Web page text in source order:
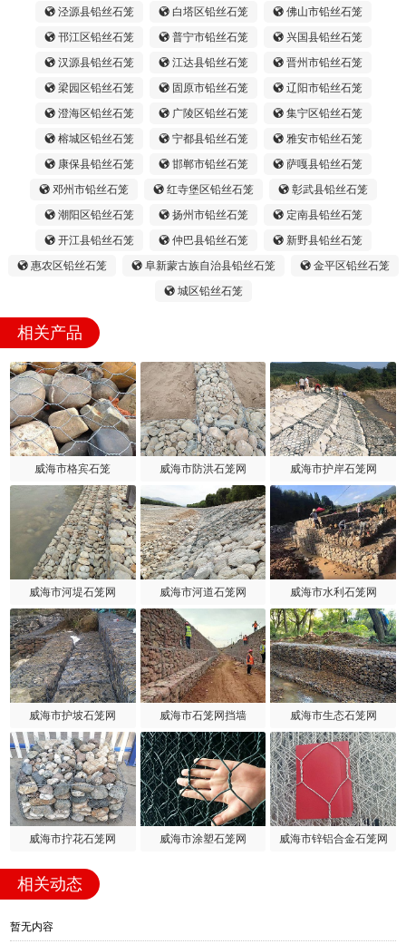
泾源县铅丝石笼
白塔区铅丝石笼
佛山市铅丝石笼
邗江区铅丝石笼
普宁市铅丝石笼
兴国县铅丝石笼
汉源县铅丝石笼
江达县铅丝石笼
晋州市铅丝石笼
梁园区铅丝石笼
固原市铅丝石笼
辽阳市铅丝石笼
澄海区铅丝石笼
广陵区铅丝石笼
集宁区铅丝石笼
榕城区铅丝石笼
宁都县铅丝石笼
雅安市铅丝石笼
康保县铅丝石笼
邯郸市铅丝石笼
萨嘎县铅丝石笼
邓州市铅丝石笼
红寺堡区铅丝石笼
彰武县铅丝石笼
潮阳区铅丝石笼
扬州市铅丝石笼
定南县铅丝石笼
开江县铅丝石笼
仲巴县铅丝石笼
新野县铅丝石笼
惠农区铅丝石笼
阜新蒙古族自治县铅丝石笼
金平区铅丝石笼
城区铅丝石笼
相关产品
威海市格宾石笼 威海市防洪石笼网 威海市护岸石笼网
威海市河堤石笼网 威海市河道石笼网 威海市水利石笼网
威海市护坡石笼网 威海市石笼网挡墙 威海市生态石笼网
威海市拧花石笼网 威海市涂塑石笼网 威海市锌铝合金石笼网
相关动态
暂无内容